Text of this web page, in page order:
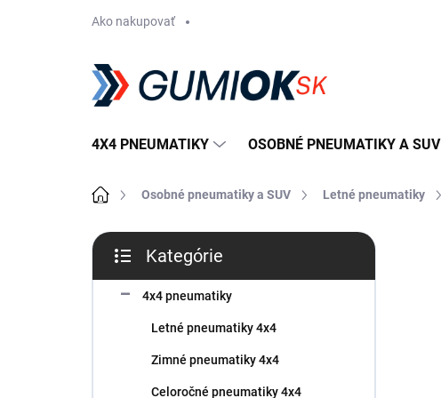
Ako nakupovať
4X4 PNEUMATIKY OSOBNÉ PNEUMATIKY A SUV
DomovOsobné pneumatiky a SUV Letné pneumatiky
B
č
kategórie
Kategórie
4x4 pneumatiky
Letné pneumatiky 4x4
Zimné pneumatiky 4x4
Celoročné pneumatiky 4x4